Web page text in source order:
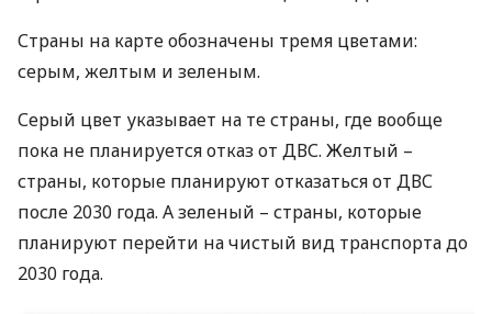
Страны на карте обозначены тремя цветами:
серым, желтым и зеленым.
Серый цвет указывает на те страны, где вообще
пока не планируется отказ от ДВС. Желтый –
страны, которые планируют отказаться от ДВС
после 2030 года. А зеленый – страны, которые
планируют перейти на чистый вид транспорта до
2030 года.